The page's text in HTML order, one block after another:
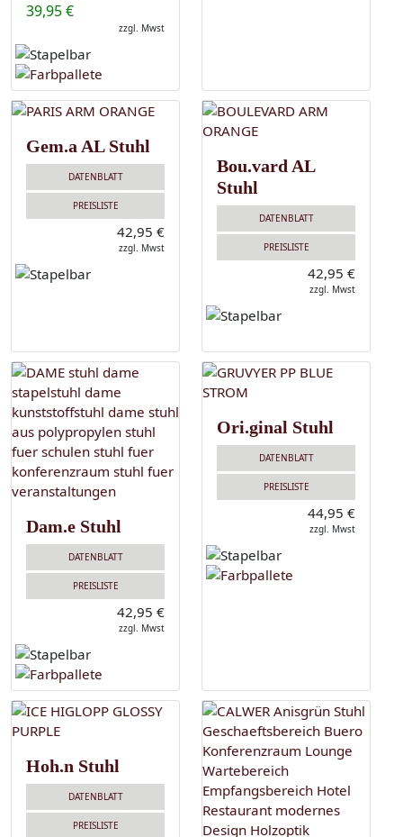
39,95 €
zzgl. Mwst
Gem.a AL Stuhl
DATENBLATT
PREISLISTE
42,95 €
zzgl. Mwst
Bou.vard AL
Stuhl
DATENBLATT
PREISLISTE
42,95 €
zzgl. Mwst
Dam.e Stuhl
DATENBLATT
PREISLISTE
42,95 €
zzgl. Mwst
Ori.ginal Stuhl
DATENBLATT
PREISLISTE
44,95 €
zzgl. Mwst
Hoh.n Stuhl
DATENBLATT
PREISLISTE